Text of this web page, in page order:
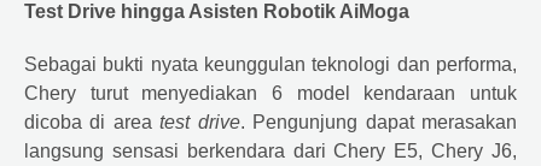
Test Drive hingga Asisten Robotik AiMoga
Sebagai bukti nyata keunggulan teknologi dan performa,
Chery turut menyediakan 6 model kendaraan untuk
dicoba di area test drive. Pengunjung dapat merasakan
langsung sensasi berkendara dari Chery E5, Chery J6,